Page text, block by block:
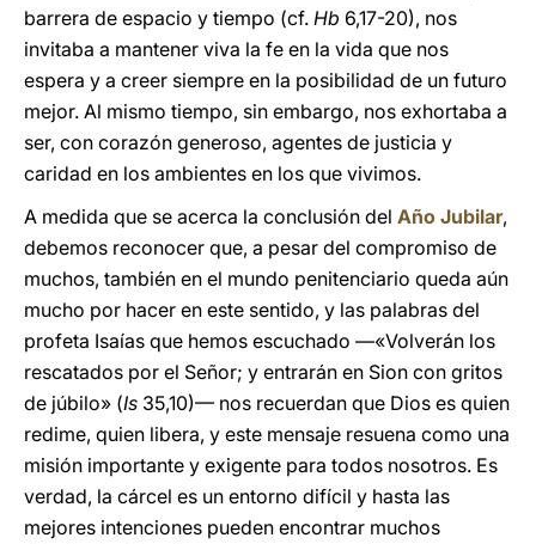
barrera de espacio y tiempo (cf. Hb 6,17-20), nos
invitaba a mantener viva la fe en la vida que nos
espera y a creer siempre en la posibilidad de un futuro
mejor. Al mismo tiempo, sin embargo, nos exhortaba a
ser, con corazón generoso, agentes de justicia y
caridad en los ambientes en los que vivimos.
A medida que se acerca la conclusión del Año Jubilar,
debemos reconocer que, a pesar del compromiso de
muchos, también en el mundo penitenciario queda aún
mucho por hacer en este sentido, y las palabras del
profeta Isaías que hemos escuchado —«Volverán los
rescatados por el Señor; y entrarán en Sion con gritos
de júbilo» (Is 35,10)— nos recuerdan que Dios es quien
redime, quien libera, y este mensaje resuena como una
misión importante y exigente para todos nosotros. Es
verdad, la cárcel es un entorno difícil y hasta las
mejores intenciones pueden encontrar muchos